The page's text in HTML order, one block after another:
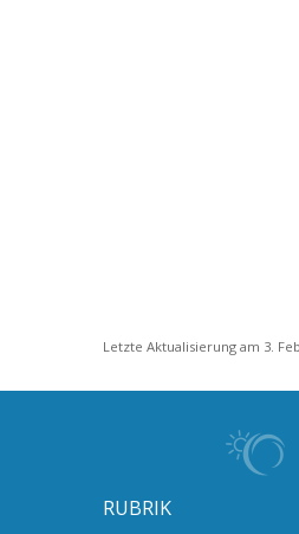
Letzte Aktualisierung am 3.
RUBRIK